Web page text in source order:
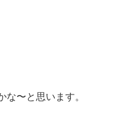
な〜と思います。